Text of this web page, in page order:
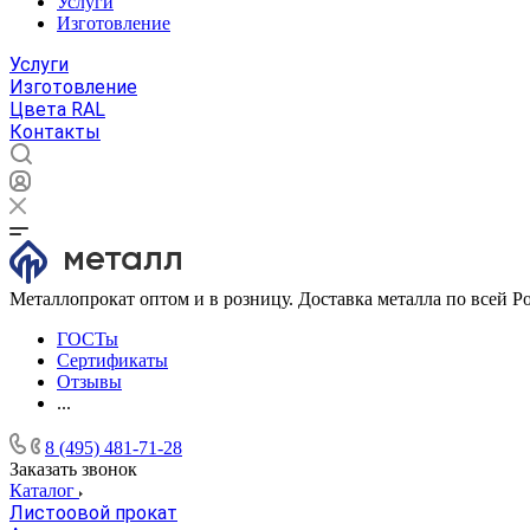
Изготовление
Услуги
Изготовление
Цвета RAL
Контакты
Металлопрокат оптом и в розницу. Доставка металла по всей
ГОСТы
Сертификаты
Отзывы
...
8 (495) 481-71-28
Заказать звонок
Каталог
Листоовой прокат